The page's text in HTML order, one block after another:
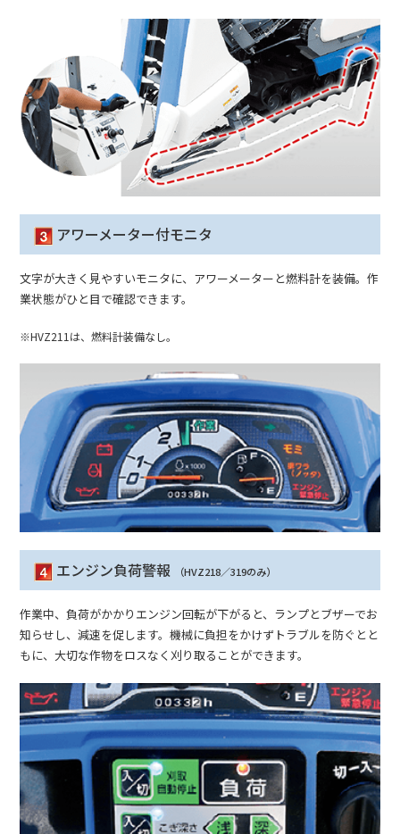
アワーメーター付モニタ
文字が大きく見やすいモニタに、アワーメーターと燃料計を装備。作
業状態がひと目で確認できます。
※HVZ211は、燃料計装備なし。
エンジン負荷警報 （HVZ218／319のみ）
作業中、負荷がかかりエンジン回転が下がると、ランプとブザーでお
知らせし、減速を促します。機械に負担をかけずトラブルを防ぐとと
もに、大切な作物をロスなく刈り取ることができます。